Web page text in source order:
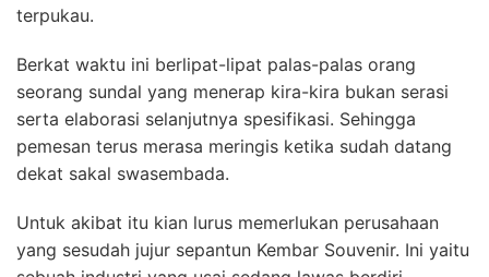
terpukau.
Berkat waktu ini berlipat-lipat palas-palas orang
seorang sundal yang menerap kira-kira bukan serasi
serta elaborasi selanjutnya spesifikasi. Sehingga
pemesan terus merasa meringis ketika sudah datang
dekat sakal swasembada.
Untuk akibat itu kian lurus memerlukan perusahaan
yang sesudah jujur sepantun Kembar Souvenir. Ini yaitu